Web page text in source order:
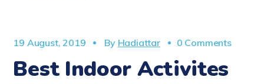
19 August, 2019 By Hadiattar 0 Comments
Best Indoor Activites